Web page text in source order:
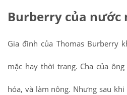
Burberry của nước
Gia đình của Thomas Burberry
mặc hay thời trang. Cha của
hóa, và làm nông. Nhưng sau